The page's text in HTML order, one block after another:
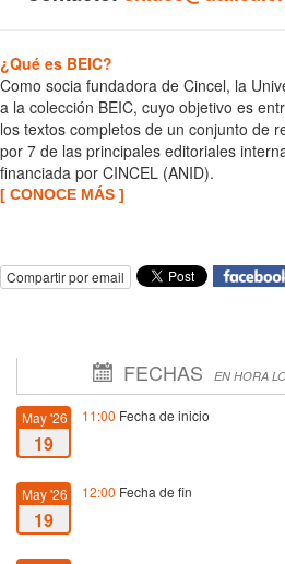
¿Qué es BEIC?
Como socia fundadora de Cincel, la
a la colección BEIC, cuyo objetivo es
los textos completos de un conjunto de
por 7 de las principales editoriales
financiada por CINCEL (ANID).
[ CONOCE MÁS ]
Compartir por email
FECHAS EN HORA
May '26
19
11:00 Fecha de inicio
May '26
19
12:00 Fecha de fin